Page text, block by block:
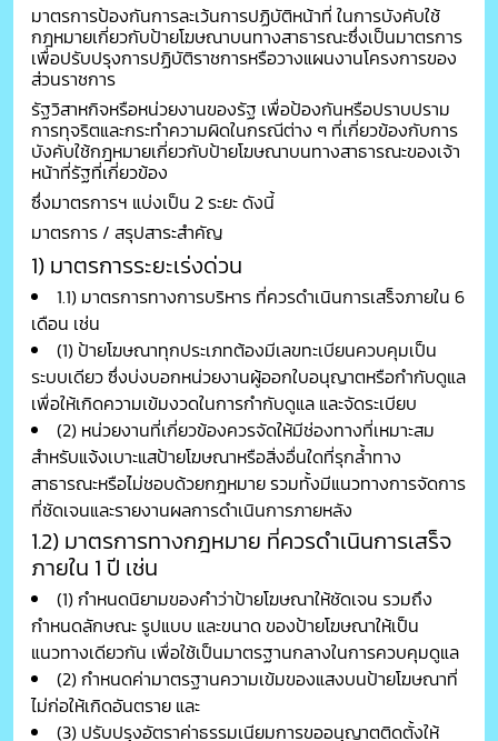
มาตรการป้องกันการละเว้นการปฏิบัติหน้าที่ ในการบังคับใช้
กฎหมายเกี่ยวกับป้ายโฆษณาบนทางสาธารณะซึ่งเป็นมาตรการ
เพื่อปรับปรุงการปฏิบัติราชการหรือวางแผนงานโครงการของ
ส่วนราชการ
รัฐวิสาหกิจหรือหน่วยงานของรัฐ เพื่อป้องกันหรือปราบปราม
การทุจริตและกระทำความผิดในกรณีต่าง ๆ ที่เกี่ยวข้องกับการ
บังคับใช้กฎหมายเกี่ยวกับป้ายโฆษณาบนทางสาธารณะของเจ้า
หน้าที่รัฐที่เกี่ยวข้อง
ซึ่งมาตรการฯ แบ่งเป็น 2 ระยะ ดังนี้
มาตรการ / สรุปสาระสำคัญ
1) มาตรการระยะเร่งด่วน
1.1) มาตรการทางการบริหาร ที่ควรดำเนินการเสร็จภายใน 6
เดือน เช่น
(1) ป้ายโฆษณาทุกประเภทต้องมีเลขทะเบียนควบคุมเป็น
ระบบเดียว ซึ่งบ่งบอกหน่วยงานผู้ออกใบอนุญาตหรือกำกับดูแล
เพื่อให้เกิดความเข้มงวดในการกำกับดูแล และจัดระเบียบ
(2) หน่วยงานที่เกี่ยวข้องควรจัดให้มีช่องทางที่เหมาะสม
สำหรับแจ้งเบาะแสป้ายโฆษณาหรือสิ่งอื่นใดที่รุกล้ำทาง
สาธารณะหรือไม่ชอบด้วยกฎหมาย รวมทั้งมีแนวทางการจัดการ
ที่ชัดเจนและรายงานผลการดำเนินการภายหลัง
1.2) มาตรการทางกฎหมาย ที่ควรดำเนินการเสร็จ
ภายใน 1 ปี เช่น
(1) กำหนดนิยามของคำว่าป้ายโฆษณาให้ชัดเจน รวมถึง
กำหนดลักษณะ รูปแบบ และขนาด ของป้ายโฆษณาให้เป็น
แนวทางเดียวกัน เพื่อใช้เป็นมาตรฐานกลางในการควบคุมดูแล
(2) กำหนดค่ามาตรฐานความเข้มของแสงบนป้ายโฆษณาที่
ไม่ก่อให้เกิดอันตราย และ
(3) ปรับปรุงอัตราค่าธรรมเนียมการขออนุญาตติดตั้งให้